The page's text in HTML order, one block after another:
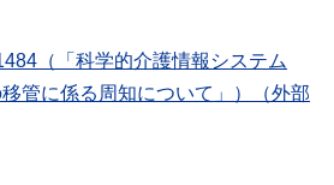
（「科学的介護情報システム
移管に係る周知について」）（外部